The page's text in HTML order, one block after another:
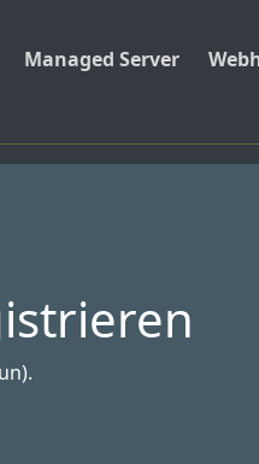
Managed Server